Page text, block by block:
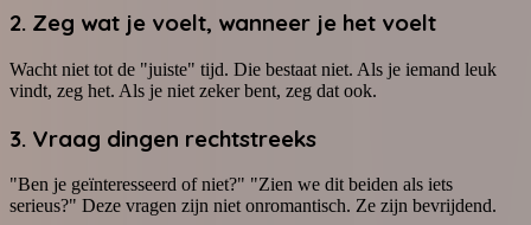
2. Zeg wat je voelt, wanneer je het voelt
Wacht niet tot de "juiste" tijd. Die bestaat niet. Als je iemand leuk
vindt, zeg het. Als je niet zeker bent, zeg dat ook.
3. Vraag dingen rechtstreeks
"Ben je geïnteresseerd of niet?" "Zien we dit beiden als iets
serieus?" Deze vragen zijn niet onromantisch. Ze zijn bevrijdend.